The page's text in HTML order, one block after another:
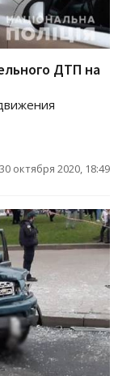
ДТП на
30 октября 2020, 18:49